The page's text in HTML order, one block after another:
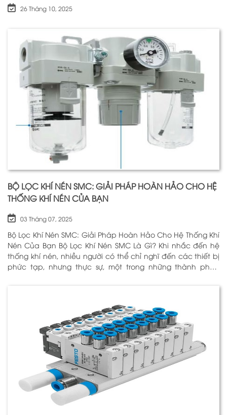
26 Tháng 10, 2025
BỘ LỌC KHÍ NÉN SMC: GIẢI PHÁP HOÀN HẢO CHO HỆ
THỐNG KHÍ NÉN CỦA BẠN
03 Tháng 07, 2025
Bộ Lọc Khí Nén SMC: Giải Pháp Hoàn Hảo Cho Hệ Thống Khí
Nén Của Bạn Bộ Lọc Khí Nén SMC Là Gì? Khi nhắc đến hệ
thống khí nén, nhiều người có thể chỉ nghĩ đến các thiết bị
phức tạp, nhưng thực sự, một trong những thành phần